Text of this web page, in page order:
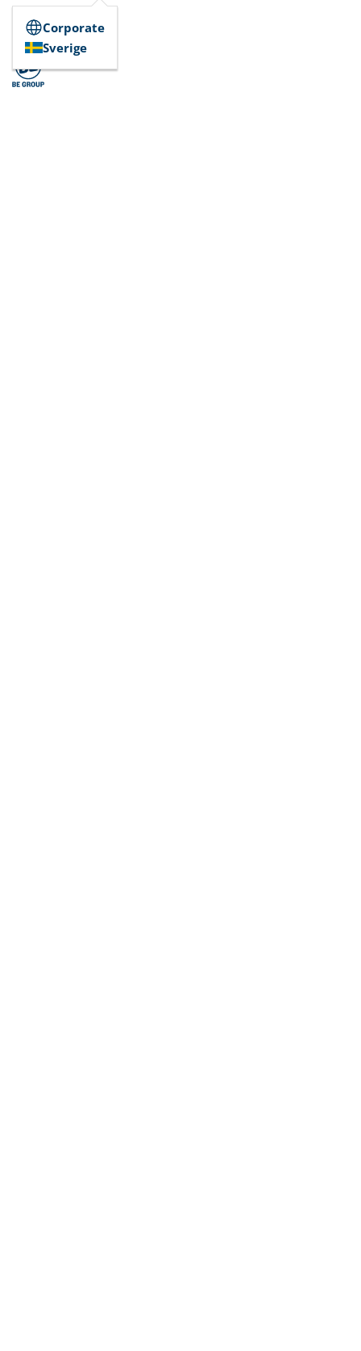
Corporate
Sverige